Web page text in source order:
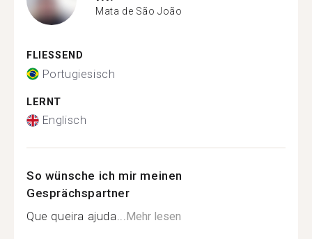
Mata de São João
FLIESSEND
Portugiesisch
LERNT
Englisch
So wünsche ich mir meinen
Gesprächspartner
Que queira ajuda...Mehr lesen